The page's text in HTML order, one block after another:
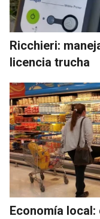
Ricchieri:
licencia trucha
Economía